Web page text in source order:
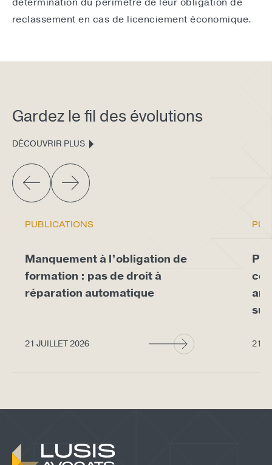
reclassement en cas de licenciement économique.
Gardez le fil des évolutions
DÉCOUVRIR PLUS
PUBLICATIONS
Manquement à l’obligation de
formation : pas de droit à
réparation automatique
21 JUILLET 2026 21